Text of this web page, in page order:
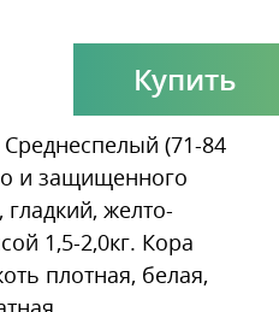
Купить
(71-84
и защищенного
желто-
1,5-2,0кг. Кора
плотная, белая,